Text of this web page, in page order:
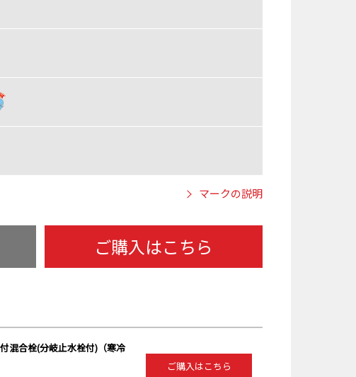
マークの説明
ご購入はこちら
混合栓(分岐止水栓付)（寒冷
ご購入はこちら